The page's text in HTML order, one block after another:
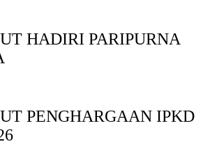
HADIRI PARIPURNA
PENGHARGAAN IPKD